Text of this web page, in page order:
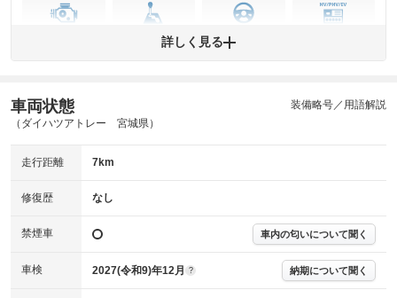
ミッション
ステアリング
ABS その他
※グー故障診断は保証サービスではございません。購入時は必ず現車をご
※実際にお渡しする故障診断書につきましては、形式および表示項目が異
※グー故障診断書はあくまでも実施時点での診断結果となります。将来に
わたり車両状態を担保するものではありませんので、車両情報等の詳細は
詳しく見る
車両状態
（ダイハツアトレー 宮城県）
装備略号／用語解説
走行距離 7km
修復歴 なし
禁煙車 車内の匂いについて聞く
車検 2027(令和9)年12月 ? 納期について聞く